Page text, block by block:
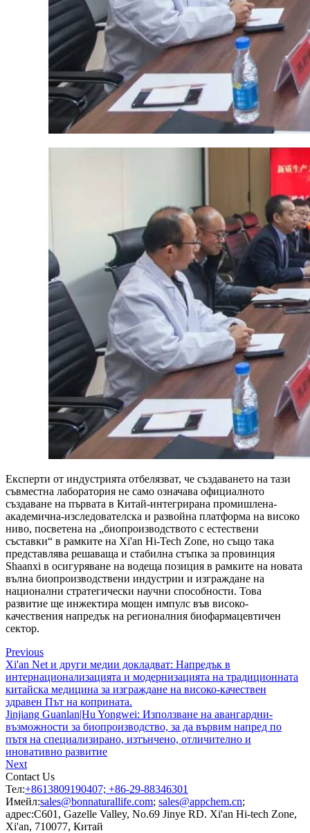
Експерти от индустрията отбелязват, че създаването на тази
съвместна лаборатория не само означава официалното
създаване на първата в Китай-интегрирана промишлена-
академична-изследователска и развойна платформа на високо
ниво, посветена на „биопроизводството с естествени
съставки“ в рамките на Xi'an Hi-Tech Zone, но също така
представлява решаваща и стабилна стъпка за провинция
Shaanxi в осигуряване на водеща позиция в рамките на новата
вълна биопроизводствени индустрии и изграждане на
национални стратегически научни способности. Това
развитие ще инжектира мощен импулс във високо-
качествения напредък на регионалния биофармацевтичен
сектор.
Previous
Xi'an Net и други медии докладват: Напредък в
интернационализацията и модернизацията на традиционната
китайска медицина за изграждане на високо-качествен
здравен Път на коприната.
Jinjiang Guanlan|Hu Yongwei: Използване на авангардни-
възможности за биопроизводство, за да вървим напред по
пътя на специализирано, изтънчено, отличително и
иновативно развитие
Next
Contact Us
Тел:+8613809190407; +86-29-88346301
Имейл:sales@bonnaturallife.com; sales@appchem.cn;
адрес:C601, Gazelle Valley, No.69 Jinye RD. Xi'an Hi-tech Zone,
Xi'an, 710077, Китай